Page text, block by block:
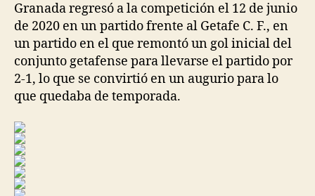
Granada regresó a la competición el 12 de junio
de 2020 en un partido frente al Getafe C. F., en
un partido en el que remontó un gol inicial del
conjunto getafense para llevarse el partido por
2-1, lo que se convirtió en un augurio para lo
que quedaba de temporada.